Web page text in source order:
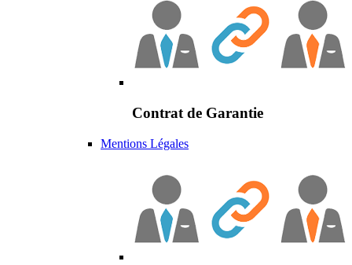
Contrat de Garantie
Mentions Légales